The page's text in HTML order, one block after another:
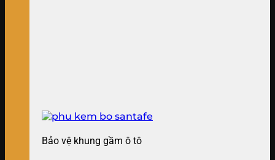
Bảo vệ khung gầm ô tô